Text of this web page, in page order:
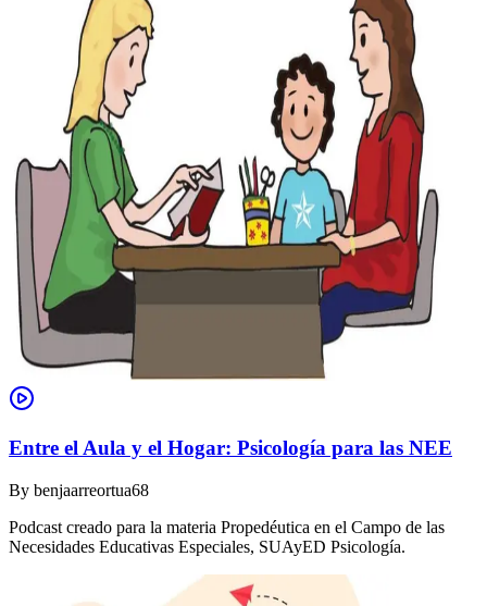
Entre el Aula y el Hogar: Psicología para las NEE
By benjaarreortua68
Podcast creado para la materia Propedéutica en el Campo de las
Necesidades Educativas Especiales, SUAyED Psicología.